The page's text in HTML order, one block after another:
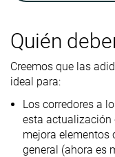
Peso
laboratorio
Peso marca
9.1 oz
Lightweight
Drop
laboratorio
Drop marca
9.5 mm
10.0
Quién
Creemos que las
ideal para:
Los corredores a
esta actualización
mejora elementos
general (ahora es